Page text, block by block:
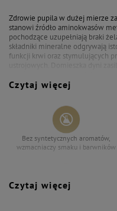
Noteci Premium bogata w
z dynią zestaw 10 x 500 g
Zdrowie pupila w dużej mierze
stanowi źródło aminokwasów
pochodzące uzupełniają braki
składniki mineralne odgrywają
funkcji krwi oraz stymulujących
trawiennych. Zadbaj o dobre
Czytaj więcej
Bez syntetycznych aromatów,
wzmacniaczy smaku i barwników
Czytaj więcej